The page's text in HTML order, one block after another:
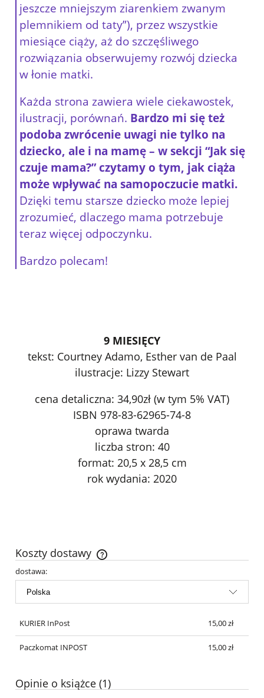
jeszcze mniejszym ziarenkiem zwanym
plemnikiem od taty”), przez wszystkie
miesiące ciąży, aż do szczęśliwego
rozwiązania obserwujemy rozwój dziecka
w łonie matki.
Każda strona zawiera wiele ciekawostek,
ilustracji, porównań. Bardzo mi się też
podoba zwrócenie uwagi nie tylko na
dziecko, ale i na mamę – w sekcji “Jak się
czuje mama?” czytamy o tym, jak ciąża
może wpływać na samopoczucie matki.
Dzięki temu starsze dziecko może lepiej
zrozumieć, dlaczego mama potrzebuje
teraz więcej odpoczynku.
Bardzo polecam!
9 MIESIĘCY
tekst: Courtney Adamo, Esther van de Paal
ilustracje: Lizzy Stewart
cena detaliczna: 34,90zł (w tym 5% VAT)
ISBN 978-83-62965-74-8
oprawa twarda
liczba stron: 40
format: 20,5 x 28,5 cm
rok wydania: 2020
Koszty dostawy
dostawa:
KURIER InPost 15,00 zł
Paczkomat INPOST 15,00 zł
Opinie o książce (1)